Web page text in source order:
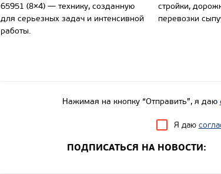
65951 (8×4) — технику, созданную
для серьезных задач и интенсивной
работы.
стройки,
перевозки
Нажимая на кнопку “Отправить”, я даю
Я даю
ПОДПИСАТЬСЯ НА НОВОСТИ: